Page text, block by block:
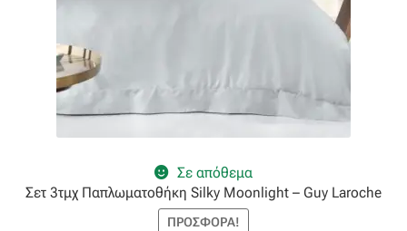
Σε απόθεμα
Σετ 3τμχ Παπλωματοθήκη Silky Moonlight – Guy Laroche
ΠΡΟΣΦΟΡΆ!